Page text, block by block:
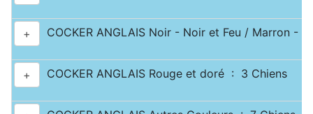
+ COCKER ANGLAIS Noir - Noir et Feu / Marron -
+ COCKER ANGLAIS Rouge et doré : 3 Chiens